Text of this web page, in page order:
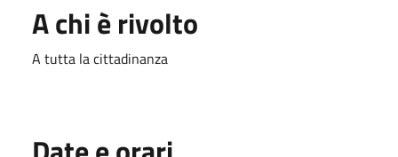
A chi è rivolto
A tutta la cittadinanza